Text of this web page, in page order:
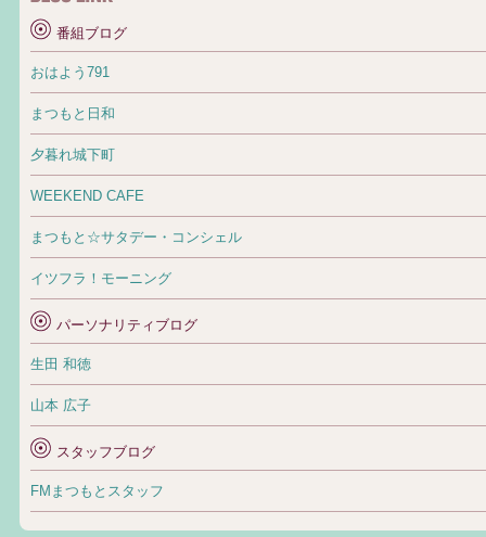
番組ブログ
おはよう791
まつもと日和
夕暮れ城下町
WEEKEND CAFE
まつもと☆サタデー・コンシェル
イツフラ！モーニング
パーソナリティブログ
生田 和徳
山本 広子
スタッフブログ
FMまつもとスタッフ